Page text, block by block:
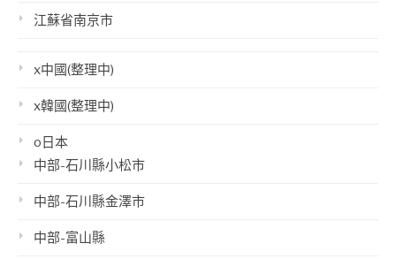
江蘇省南京市
x中國(整理中)
x韓國(整理中)
o日本
中部-石川縣小松市
中部-石川縣金澤市
中部-富山縣